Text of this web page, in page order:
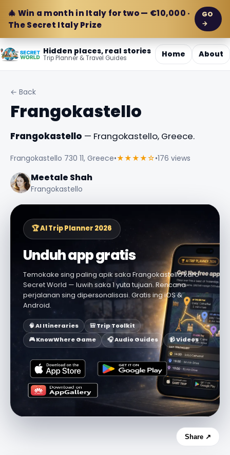
🎄 Win a month in Italy for two — €10,000 ·
The Secret Italy Prize
GO
→
Hidden places, real stories
Trip Planner & Travel Guides Home About
← Back
Frangokastello
Frangokastello — Frangokastello, Greece.
Frangokastello 730 11, Greece•★★★★☆•176 views
Meetale Shah
Frangokastello
🏆 AI Trip Planner 2026
Unduh app gratis
Temokake sing paling apik saka Frangokastello karo
Secret World — luwih saka 1 yuta tujuan. Rencana
perjalanan sing dipersonalisasi. Gratis ing iOS &
Android.
🧠 AI Itineraries
🎒 Trip Toolkit
🎮 KnowWhere Game
🎧 Audio Guides 📹 Videos
Share ↗